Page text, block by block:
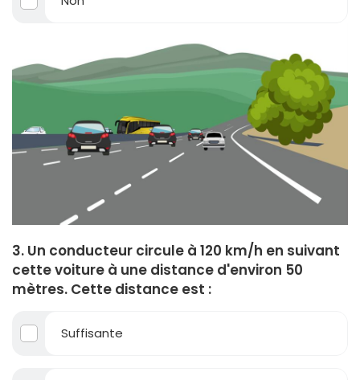
3. Un conducteur circule à 120 km/h en suivant
cette voiture à une distance d'environ 50
mètres. Cette distance est :
Suffisante